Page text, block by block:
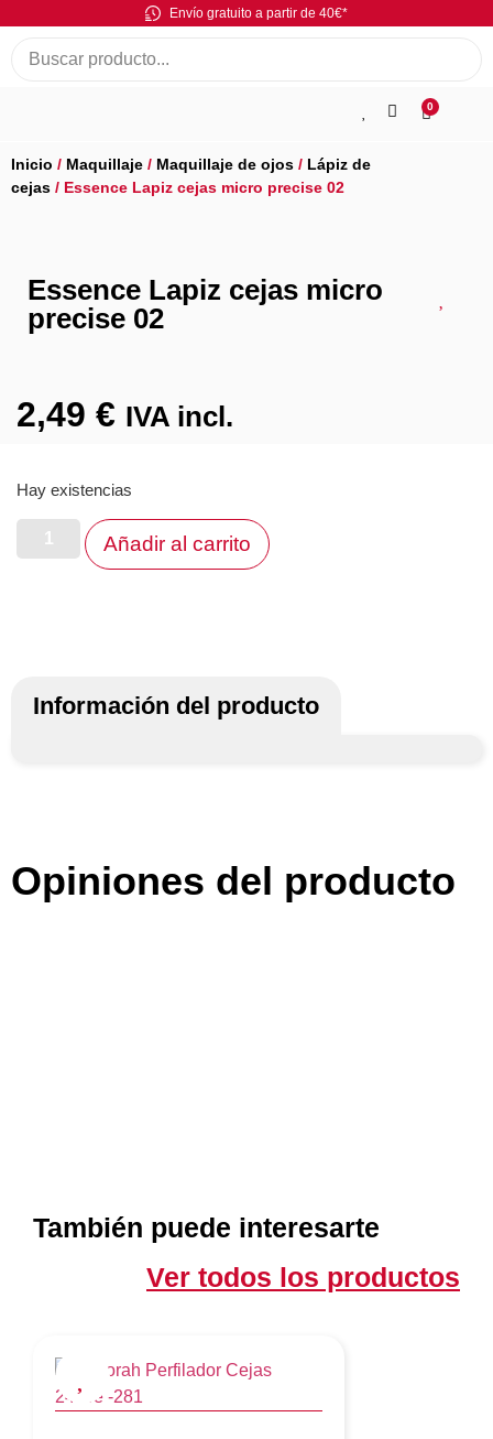
Envío gratuito a partir de 40€*
0
Inicio / Maquillaje / Maquillaje de ojos / Lápiz de
cejas / Essence Lapiz cejas micro precise 02
Essence Lapiz cejas micro
precise 02
2,49 € IVA incl.
Hay existencias
Añadir al carrito
Información del producto
Opiniones del producto
También puede interesarte
Ver todos los productos